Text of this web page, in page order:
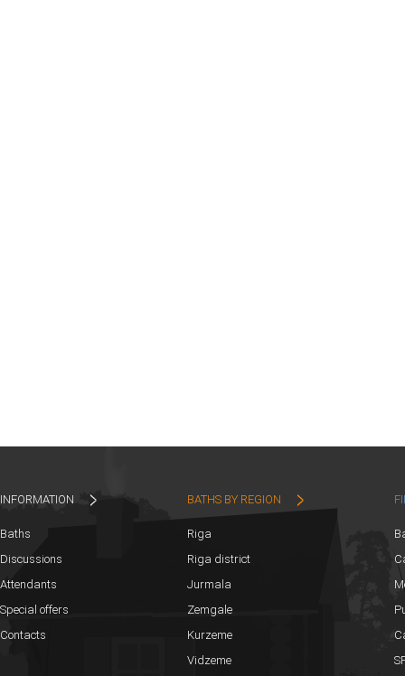
INFORMATION
Baths
Discussions
Attendants
Special offers
Contacts
BATHS BY REGION
Riga
Riga district
Jurmala
Zemgale
Kurzeme
Vidzeme